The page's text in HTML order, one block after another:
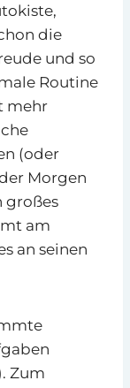
die
und so
Routine
mehr
(oder
Morgen
großes
am
an seinen
Zum